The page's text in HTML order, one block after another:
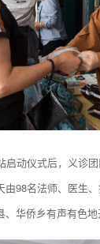
启动仪式后，义诊
由98名法师、医生
华侨乡有声有色地